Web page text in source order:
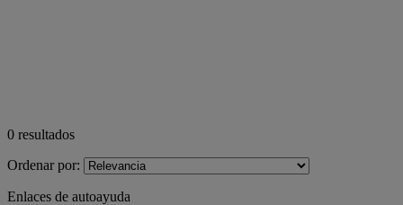
0 resultados
Ordenar por:
Enlaces de autoayuda